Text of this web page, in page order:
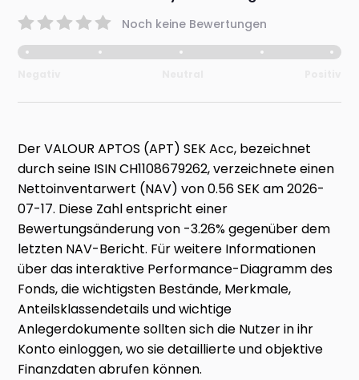
Noch keine Bewertungen
Der VALOUR APTOS (APT) SEK Acc, bezeichnet
durch seine ISIN CH1108679262, verzeichnete einen
Nettoinventarwert (NAV) von 0.56 SEK am 2026-
07-17. Diese Zahl entspricht einer
Bewertungsänderung von -3.26% gegenüber dem
letzten NAV-Bericht. Für weitere Informationen
über das interaktive Performance-Diagramm des
Fonds, die wichtigsten Bestände, Merkmale,
Anteilsklassendetails und wichtige
Anlegerdokumente sollten sich die Nutzer in ihr
Konto einloggen, wo sie detaillierte und objektive
Finanzdaten abrufen können.